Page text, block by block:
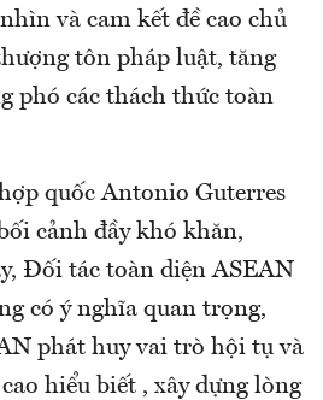
và cam kết đề cao chủ
tôn pháp luật, tăng
phó các thách thức toàn
quốc Antonio Guterres
cảnh đầy khó khăn,
Đối tác toàn diện ASEAN
có ý nghĩa quan trọng,
phát huy vai trò hội tụ và
hiểu biết , xây dựng lòng